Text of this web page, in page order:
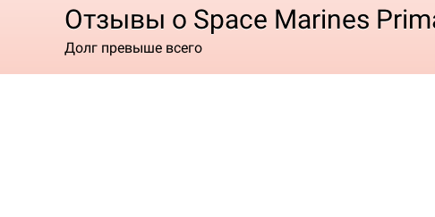
Отзывы о Space Marines
Долг превыше всего